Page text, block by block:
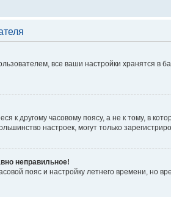
все ваши настройки хранятся
к другому часовому поясу, а не к тому, в
настроек, могут только
неправильное!
пояс и настройку летнего времени,